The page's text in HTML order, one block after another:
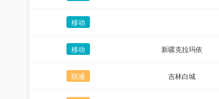
移动
移动 新疆克拉玛依
联通 吉林白城